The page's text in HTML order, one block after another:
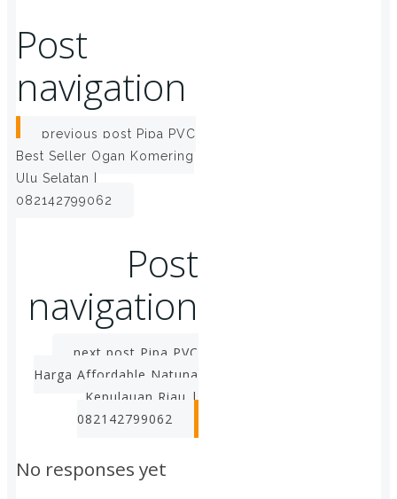
Post
navigation
previous post Pipa PVC
Best Seller Ogan Komering
Ulu Selatan |
082142799062
Post
navigation
next post Pipa PVC
Harga Affordable Natuna
Kepulauan Riau |
082142799062
No responses yet